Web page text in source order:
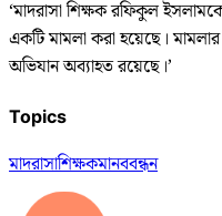
‘মাদরাসা শিক্ষক রফিকুল
একটি মামলা করা হয়েছে।
অভিযান অব্যাহত রয়েছে।’
Topics
মাদরাসাশিক্ষকমানববন্ধন